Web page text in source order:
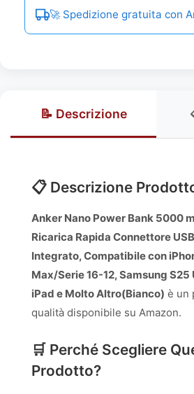
🚀 Spedizione gratuita con
📝 Descrizione
📋 Descrizione
Anker Nano Power Bank 5000
Ricarica Rapida Connettore
Integrato, Compatibile con
Max/Serie 16-12, Samsung S25
iPad e Molto Altro(Bianco) è un
qualità disponibile su Amazon.
🛒 Perché Scegliere
Prodotto?